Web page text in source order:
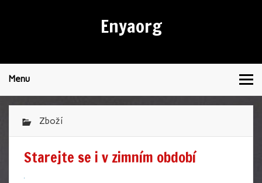
Enyaorg
Menu
Zboží
Starejte se i v zimním období